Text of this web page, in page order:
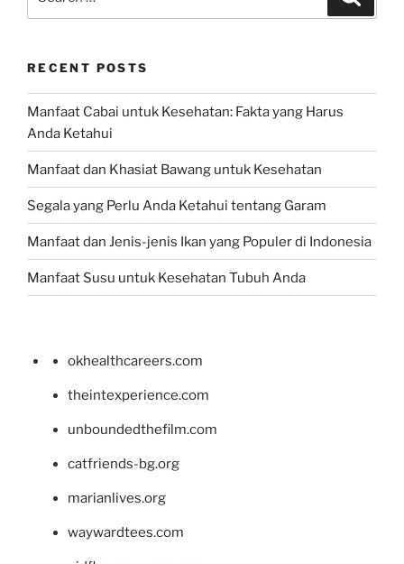
RECENT POSTS
Manfaat Cabai untuk Kesehatan: Fakta yang Harus
Anda Ketahui
Manfaat dan Khasiat Bawang untuk Kesehatan
Segala yang Perlu Anda Ketahui tentang Garam
Manfaat dan Jenis-jenis Ikan yang Populer di Indonesia
Manfaat Susu untuk Kesehatan Tubuh Anda
okhealthcareers.com
theintexperience.com
unboundedthefilm.com
catfriends-bg.org
marianlives.org
waywardtees.com